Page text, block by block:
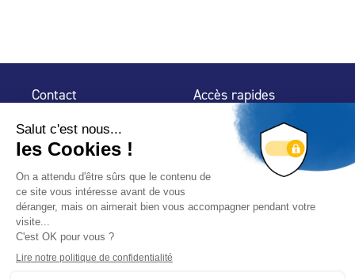
Contact
32 rue de Mogador
75 009 Paris
Accès rapides
Espace Presse
Trouver un
professionnel
Nous suivre